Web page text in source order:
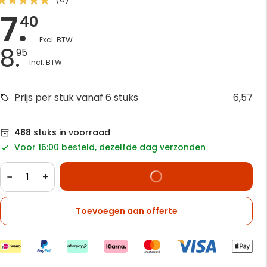
of
7.40
8.95
Prijs per stuk vanaf 6 stuks 6,57
488 stuks in voorraad
Voor 16:00 besteld, dezelfde dag verzonden
− +
Toevoegen aan offerte